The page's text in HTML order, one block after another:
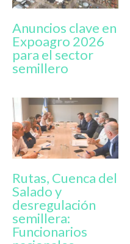
Anuncios clave en
Expoagro 2026
para el sector
semillero
Rutas, Cuenca del
Salado y
desregulación
semillera:
Funcionarios